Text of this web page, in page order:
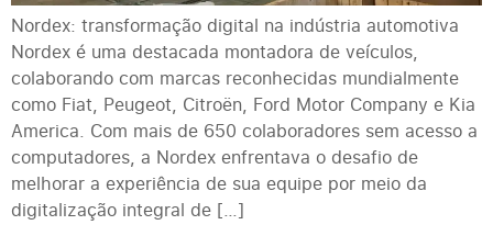
Nordex: transformação digital na indústria automotiva
Nordex é uma destacada montadora de veículos,
colaborando com marcas reconhecidas mundialmente
como Fiat, Peugeot, Citroën, Ford Motor Company e Kia
America. Com mais de 650 colaboradores sem acesso a
computadores, a Nordex enfrentava o desafio de
melhorar a experiência de sua equipe por meio da
digitalização integral de […]